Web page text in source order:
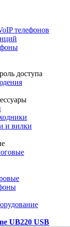
телефонов
доступа
и вилки
UB220 USB